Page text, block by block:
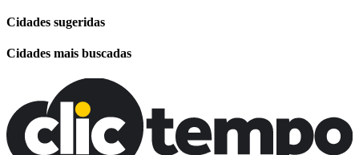
Cidades sugeridas
Cidades mais buscadas